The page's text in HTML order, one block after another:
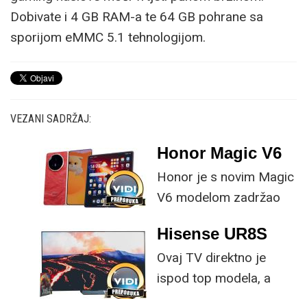
Dobivate i 4 GB RAM-a te 64 GB pohrane sa
sporijom eMMC 5.1 tehnologijom.
VEZANI SADRŽAJ:
Honor Magic V6
Honor je s novim Magic
V6 modelom zadržao
specifikacije, no
istovremeno
implementirao
Hisense UR8S
Ovaj TV direktno je
ispod top modela, a